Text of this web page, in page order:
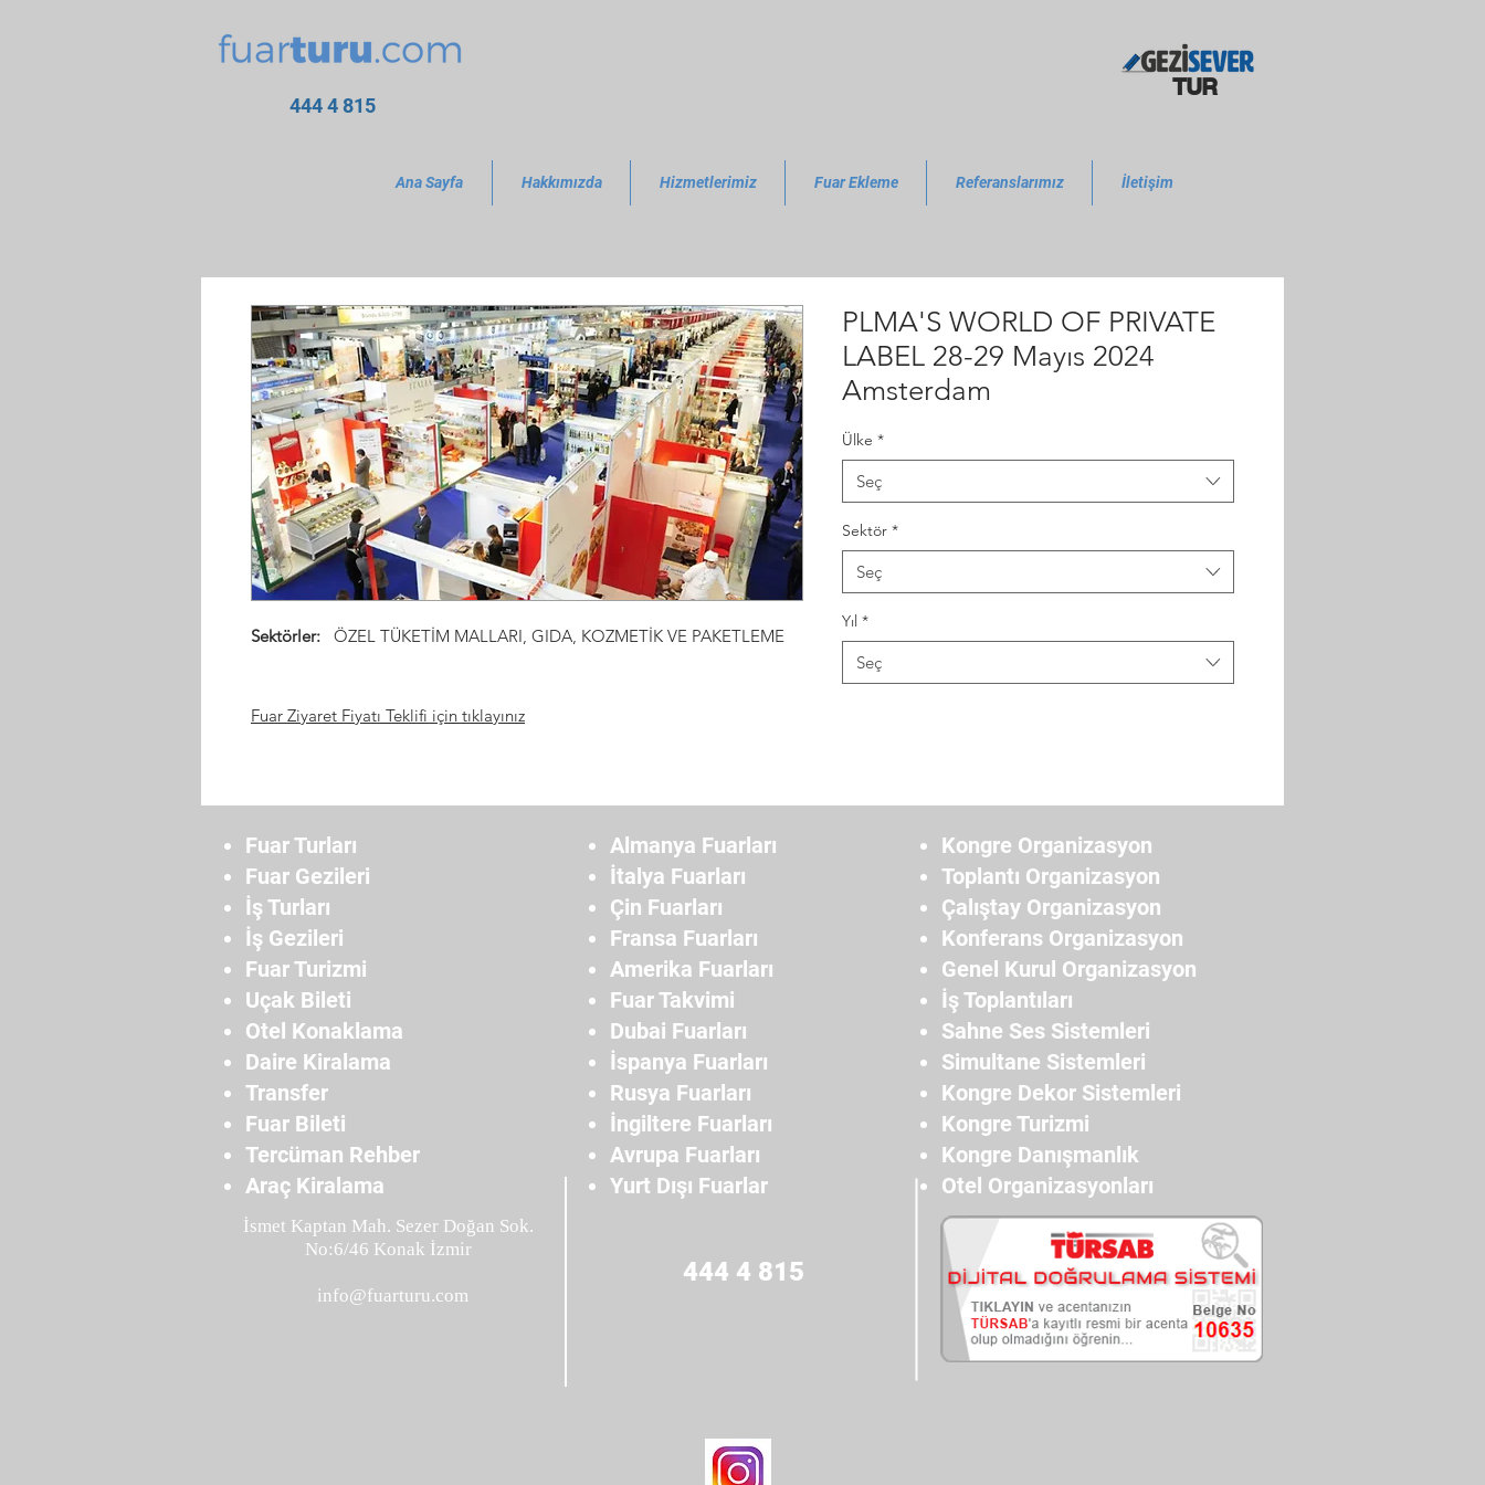
444 4 815
TUR
Ana Sayfa Hakkımızda Hizmetlerimiz Fuar Ekleme Referanslarımız İletişim
Sektörler: ÖZEL TÜKETİM MALLARI, GIDA, KOZMETİK VE PAKETLEME
Fuar Ziyaret Fiyatı Teklifi için tıklayınız
PLMA'S WORLD OF PRIVATE
LABEL 28-29 Mayıs 2024
Amsterdam
Ülke *
Seç
Sektör *
Seç
Yıl *
Seç
Fuar Turları
Fuar Gezileri
İş Turları
İş Gezileri
Fuar Turizmi
Uçak Bileti
Otel Konaklama
Daire Kiralama
Transfer
Fuar Bileti
Tercüman Rehber
Araç Kiralama
Almanya Fuarları
İtalya Fuarları
Çin Fuarları
Fransa Fuarları
Amerika Fuarları
Fuar Takvimi
Dubai Fuarları
İspanya Fuarları
Rusya Fuarları
İngiltere Fuarları
Avrupa Fuarları
Yurt Dışı Fuarlar
Kongre Organizasyon
Toplantı Organizasyon
Çalıştay Organizasyon
Konferans Organizasyon
Genel Kurul Organizasyon
İş Toplantıları
Sahne Ses Sistemleri
Simultane Sistemleri
Kongre Dekor Sistemleri
Kongre Turizmi
Kongre Danışmanlık
Otel Organizasyonları
İsmet Kaptan Mah. Sezer Doğan Sok.
No:6/46 Konak İzmir
info@fuarturu.com
444 4 815